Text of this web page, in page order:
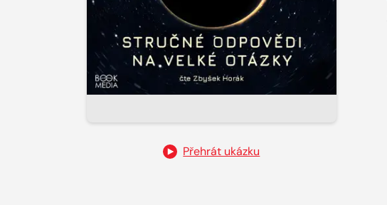
Přehrát ukázku